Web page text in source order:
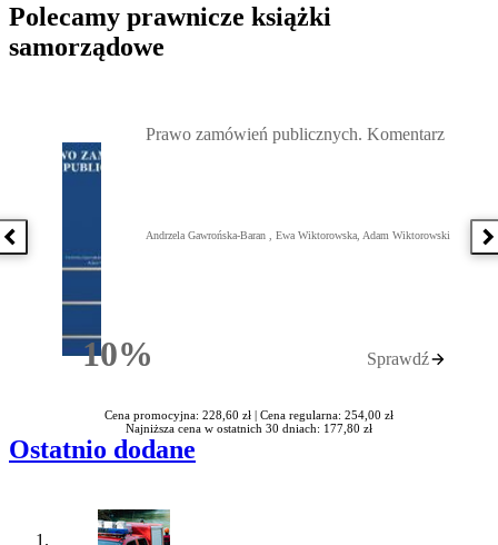
Polecamy prawnicze książki
samorządowe
Poprzednia książka
10%Rabatu
Prawo zamówień publicznych. Komentarz
Andrzela Gawrońska-Baran , Ewa Wiktorowska, Adam Wiktorowski
Sprawdź
Cena promocyjna: 228,60 zł | Cena regularna: 254,00 zł
Najniższa cena w ostatnich 30 dniach: 177,80 zł
Ostatnio dodane